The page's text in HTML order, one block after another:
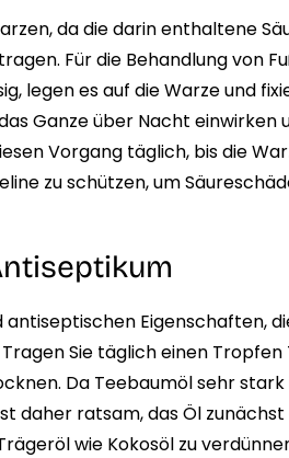
da die darin enthaltene
Für die Behandlung von
legen es auf die Warze und
Ganze über Nacht einwirken
Vorgang täglich, bis die
zu schützen, um
Eigenschaften,
Sie täglich einen
Da Teebaumöl sehr stark
daher ratsam, das Öl
wie Kokosöl zu